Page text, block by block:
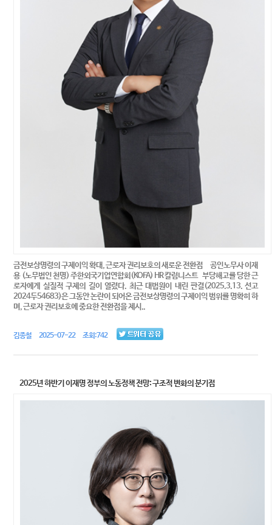
금전보상명령의 구제이익 확대, 근로자 권리보호의 새로운 전환점 공인노무사 이재
용 (노무법인 천명) 주한외국기업연합회(KOFA) HR 칼럼니스트 부당해고를 당한 근
로자에게 실질적 구제의 길이 열렸다. 최근 대법원이 내린 판결(2025.3.13. 선고
2024두54683)은 그동안 논란이 되어온 금전보상명령의 구제이익 범위를 명확히 하
며, 근로자 권리보호에 중요한 전환점을 제시..
김종철 2025-07-22 조회:742
2025년 하반기 이재명 정부의 노동정책 전망: 구조적 변화의 분기점